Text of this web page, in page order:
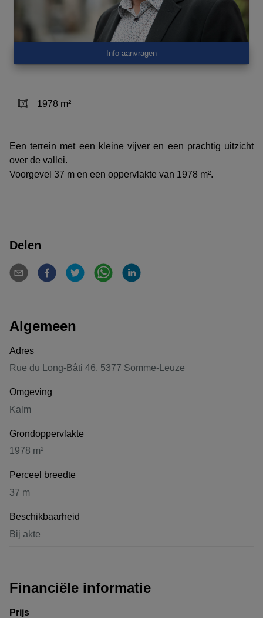
Info aanvragen
1978 m²
Een terrein met een kleine vijver en een prachtig uitzicht
over de vallei.
Voorgevel 37 m en een oppervlakte van 1978 m².
Delen
Algemeen
Adres
Rue du Long-Bâti 46, 5377 Somme-Leuze
Omgeving
Kalm
Grondoppervlakte
1978 m²
Perceel breedte
37 m
Beschikbaarheid
Bij akte
Financiële informatie
Prijs